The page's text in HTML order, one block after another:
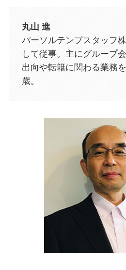
丸山 進
パーソルテンプスタッフ
して従事。主にグループ
出向や転籍に関わる業務
歳。